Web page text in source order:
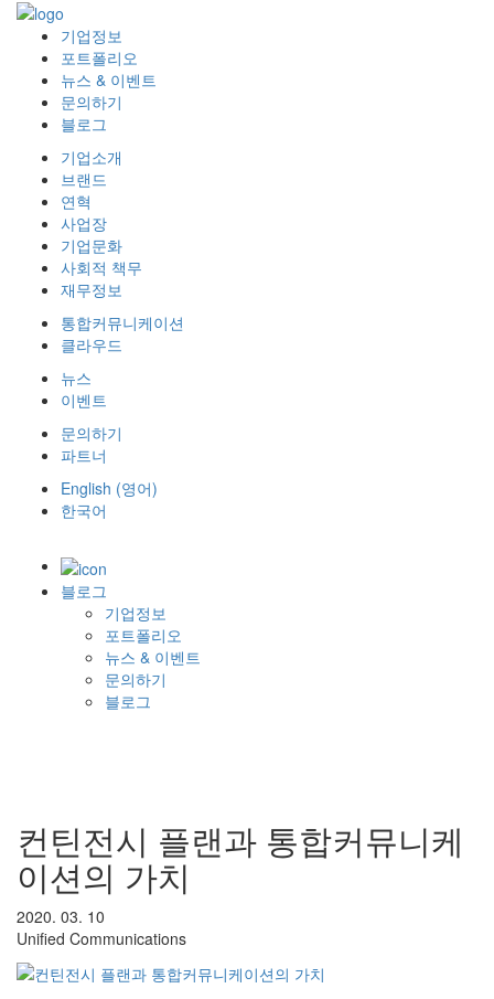
기업정보
포트폴리오
뉴스 & 이벤트
문의하기
블로그
기업소개
브랜드
연혁
사업장
기업문화
사회적 책무
재무정보
통합커뮤니케이션
클라우드
뉴스
이벤트
문의하기
파트너
English (영어)
한국어
블로그
기업정보
포트폴리오
뉴스 & 이벤트
문의하기
블로그
컨틴전시 플랜과 통합커뮤니케
이션의 가치
2020. 03. 10
Unified Communications